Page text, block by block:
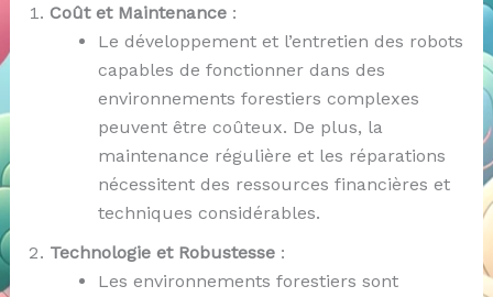
Coût et Maintenance:
Le développement et l’entretien des robots
capables de fonctionner dans des
environnements forestiers complexes
peuvent être coûteux. De plus, la
maintenance régulière et les réparations
nécessitent des ressources financières et
techniques considérables.
Technologie et Robustesse:
Les environnements forestiers sont